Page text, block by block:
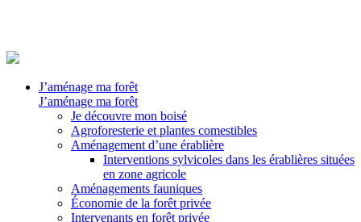
J’aménage ma forêt
J’aménage ma forêt
Je découvre mon boisé
Agroforesterie et plantes comestibles
Aménagement d’une érablière
Interventions sylvicoles dans les érablières situées
en zone agricole
Aménagements fauniques
Économie de la forêt privée
Intervenants en forêt privée